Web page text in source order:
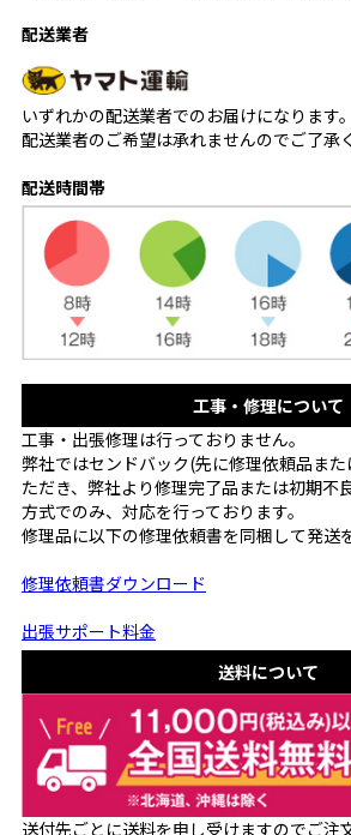
配送業者
いずれかの配送業者でのお届けになります。
配送業者のご希望は承れませんのでご了承
配送時間帯
工事・修理について
工事・出張修理は行っておりません。
弊社ではセンドバック(先に修理依頼品ま
ただき、弊社より修理完了品または初期不
方式でのみ、対応を行っております。
修理品に以下の修理依頼書を同梱して発送
修理依頼書ダウンロード
出張サポート料金
送料について
送付先ごとに送料を申し受けますのでご注